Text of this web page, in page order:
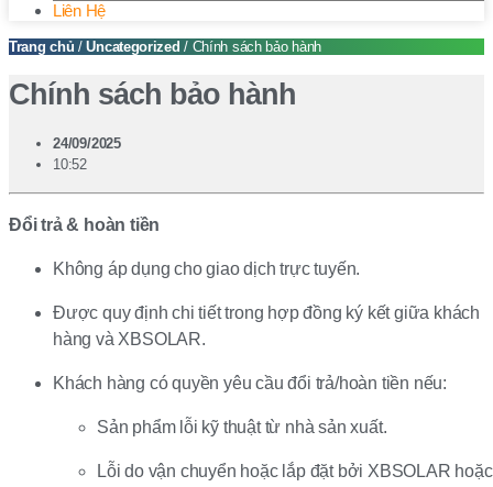
Liên Hệ
Trang chủ /Uncategorized / Chính sách bảo hành
Chính sách bảo hành
24/09/2025
10:52
Đổi trả & hoàn tiền
Không áp dụng cho giao dịch trực tuyến.
Được quy định chi tiết trong hợp đồng ký kết giữa khách
hàng và XBSOLAR.
Khách hàng có quyền yêu cầu đổi trả/hoàn tiền nếu:
Sản phẩm lỗi kỹ thuật từ nhà sản xuất.
Lỗi do vận chuyển hoặc lắp đặt bởi XBSOLAR hoặc